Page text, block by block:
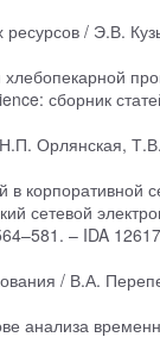
/ Э.В.
сборник
Орлянская,
корпоративной
сетевой
– IDA
/ В.А.
анализа